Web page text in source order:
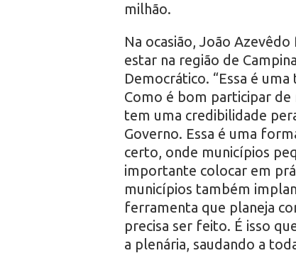
milhão.
Na ocasião, João
estar na região de
Democrático. “Essa é
Como é bom participar
tem uma credibilidade
Governo. Essa é uma
certo, onde municípios
importante colocar em
municípios também
ferramenta que planeja
precisa ser feito. É isso
a plenária, saudando a